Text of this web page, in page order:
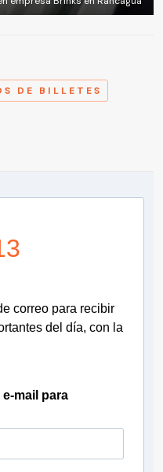
DE BILLETES
correo para recibir
del día, con la
mail para